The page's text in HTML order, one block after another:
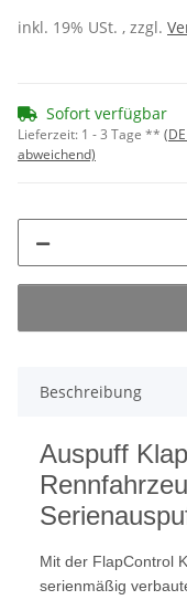
inkl. 19% USt. , zzgl.
Sofort verfügbar
Lieferzeit: 1 - 3 Tage **
abweichend)
Beschreibung
Auspuff
Mit der FlapControl
serienmäßig